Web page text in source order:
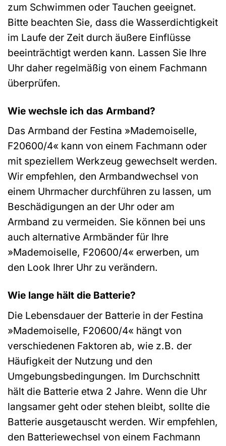
zum Schwimmen oder Tauchen geeignet.
Bitte beachten Sie, dass die Wasserdichtigkeit
im Laufe der Zeit durch äußere Einflüsse
beeinträchtigt werden kann. Lassen Sie Ihre
Uhr daher regelmäßig von einem Fachmann
überprüfen.
Wie wechsle ich das Armband?
Das Armband der Festina »Mademoiselle,
F20600/4« kann von einem Fachmann oder
mit speziellem Werkzeug gewechselt werden.
Wir empfehlen, den Armbandwechsel von
einem Uhrmacher durchführen zu lassen, um
Beschädigungen an der Uhr oder am
Armband zu vermeiden. Sie können bei uns
auch alternative Armbänder für Ihre
»Mademoiselle, F20600/4« erwerben, um
den Look Ihrer Uhr zu verändern.
Wie lange hält die Batterie?
Die Lebensdauer der Batterie in der Festina
»Mademoiselle, F20600/4« hängt von
verschiedenen Faktoren ab, wie z.B. der
Häufigkeit der Nutzung und den
Umgebungsbedingungen. Im Durchschnitt
hält die Batterie etwa 2 Jahre. Wenn die Uhr
langsamer geht oder stehen bleibt, sollte die
Batterie ausgetauscht werden. Wir empfehlen,
den Batteriewechsel von einem Fachmann